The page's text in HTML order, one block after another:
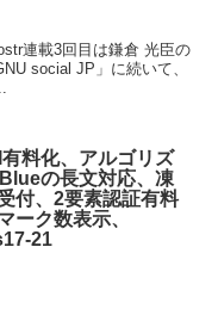
連載3回目は鎌倉 光臣の
social JP」に続いて、
料化、アルゴリズ
の長文対応、凍
付、2要素認証有料
ーク数表示、
21